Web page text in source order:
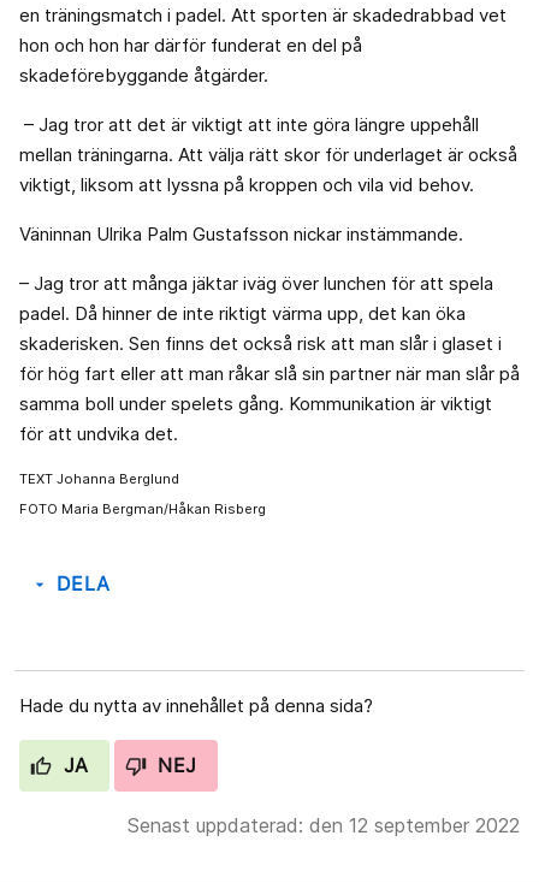
en träningsmatch i padel. Att sporten är skadedrabbad vet
hon och hon har därför funderat en del på
skadeförebyggande åtgärder.
– Jag tror att det är viktigt att inte göra längre uppehåll
mellan träningarna. Att välja rätt skor för underlaget är också
viktigt, liksom att lyssna på kroppen och vila vid behov.
Väninnan Ulrika Palm Gustafsson nickar instämmande.
– Jag tror att många jäktar iväg över lunchen för att spela
padel. Då hinner de inte riktigt värma upp, det kan öka
skaderisken. Sen finns det också risk att man slår i glaset i
för hög fart eller att man råkar slå sin partner när man slår på
samma boll under spelets gång. Kommunikation är viktigt
för att undvika det.
TEXT Johanna Berglund
FOTO Maria Bergman/Håkan Risberg
arrow_drop_down DELA
Hade du nytta av innehållet på denna sida?
JA NEJ
Senast uppdaterad: den 12 september 2022